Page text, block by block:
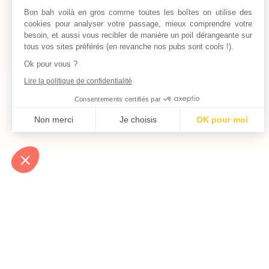
Bon bah voilà en gros comme toutes les boîtes on utilise des
cookies pour analyser votre passage, mieux comprendre votre
besoin, et aussi vous recibler de manière un poil dérangeante sur
tous vos sites préférés (en revanche nos pubs sont cools !).
Ok pour vous ?
Lire la politique de confidentialité
Consentements certifiés par
Non merci Je choisis
OK pour moi
Notre plateforme vous permet d'adapter et de gérer vos